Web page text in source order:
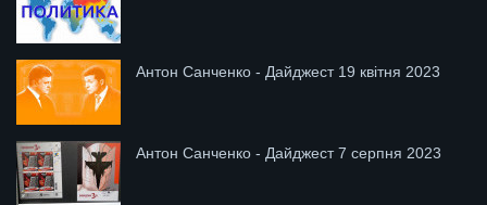
Антон Санченко - Дайджест 19 квітня 2023
Антон Санченко - Дайджест 7 серпня 2023